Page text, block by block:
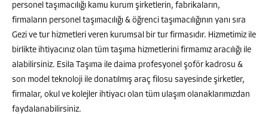
personel taşımacılığı kamu kurum şirketlerin, fabrikaların,
firmaların personel taşımacılığı & öğrenci taşımacılığının yanı sıra
Gezi ve tur hizmetleri veren kurumsal bir tur firmasıdır. Hizmetimiz ile
birlikte ihtiyacınız olan tüm taşıma hizmetlerini firmamız aracılığı ile
alabilirsiniz. Esila Taşıma ile daima profesyonel şoför kadrosu &
son model teknoloji ile donatılmış araç filosu sayesinde şirketler,
firmalar, okul ve kolejler ihtiyacı olan tüm ulaşım olanaklarımızdan
faydalanabilirsiniz.
MURAT ALATAŞ